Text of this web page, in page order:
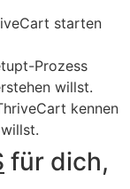
starten
Prozess
willst.
kennen
für dich,